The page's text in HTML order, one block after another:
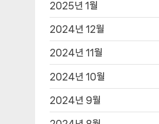
2025년 1월
2024년 12월
2024년 11월
2024년 10월
2024년 9월